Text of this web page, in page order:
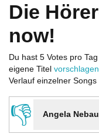
Die
now!
Du hast 5 Votes pro
eigene Titel vorschlagen
Verlauf einzelner
👎 Angela